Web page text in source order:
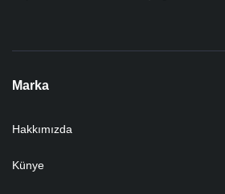
Marka
Hakkımızda
Künye